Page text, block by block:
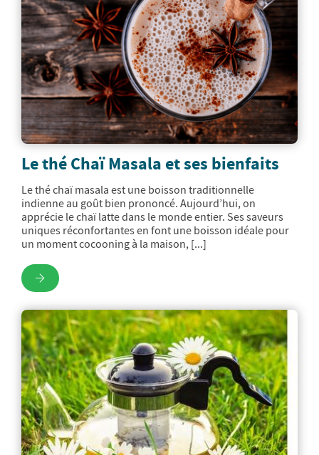
Le thé Chaï Masala et ses bienfaits
Le thé chaï masala est une boisson traditionnelle
indienne au goût bien prononcé. Aujourd’hui, on
apprécie le chaï latte dans le monde entier. Ses saveurs
uniques réconfortantes en font une boisson idéale pour
un moment cocooning à la maison, [...]